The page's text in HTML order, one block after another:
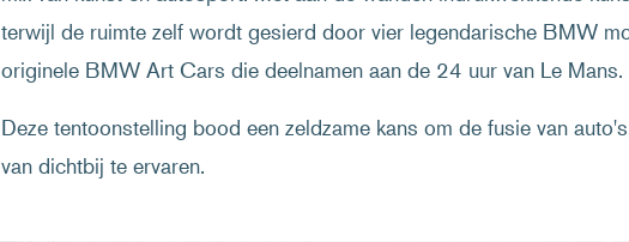
terwijl de ruimte zelf wordt gesierd door vier legendarische BMW
originele BMW Art Cars die deelnamen aan de 24 uur van Le Mans.
Deze tentoonstelling bood een zeldzame kans om de fusie van
van dichtbij te ervaren.